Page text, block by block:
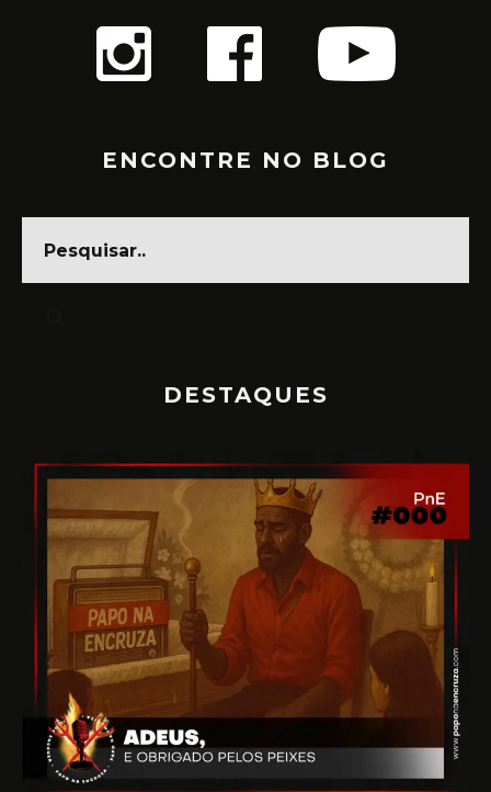
ENCONTRE NO BLOG
DESTAQUES